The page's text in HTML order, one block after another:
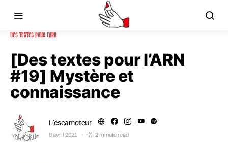
DES TEXTES POUR L'ARN
[Des textes pour l’ARN
#19] Mystère et
connaissance
L'escamoteur
8 avril 2021 2 minute read